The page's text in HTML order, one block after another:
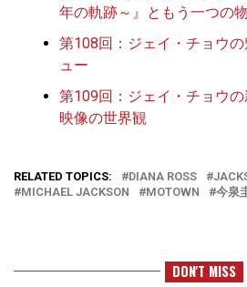
年の軌跡～』ともう一つの
第108回：ジェイ・チョウ
ュー
第109回：ジェイ・チョウ
映像の世界観
RELATED TOPICS: DIANA ROSS
MICHAEL JACKSON
MOTOWN 今泉
DON'T MISS